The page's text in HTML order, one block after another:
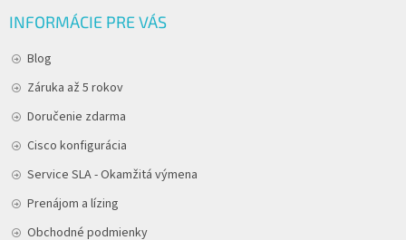
INFORMÁCIE PRE VÁS
Blog
Záruka až 5 rokov
Doručenie zdarma
Cisco konfigurácia
Service SLA - Okamžitá výmena
Prenájom a lízing
Obchodné podmienky